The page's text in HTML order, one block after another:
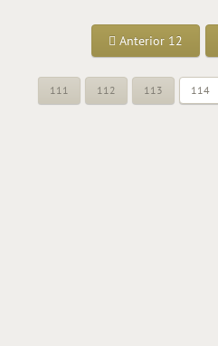
Anterior 12
111 112 113 114